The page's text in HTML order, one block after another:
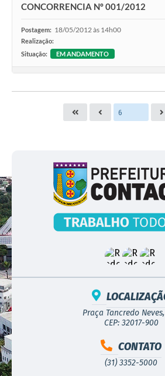
CONCORRENCIA Nº 001/2012
Postagem: 18/05/2012 às 14h00
Realização:
Situação:
EM ANDAMENTO
Praça Tancredo
CEP: 32017-900
CONTATO
(31) 3352-5000